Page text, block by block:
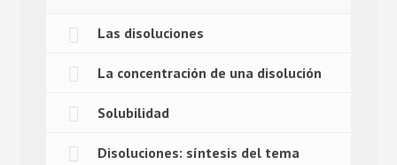
Las disoluciones
La concentración de una disolución
Solubilidad
Disoluciones: síntesis del tema